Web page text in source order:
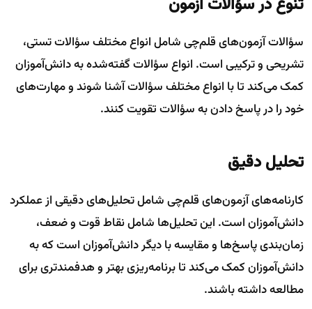
تنوع در سؤالات آزمون
سؤالات آزمون‌های قلم‌چی شامل انواع مختلف سؤالات تستی،
تشریحی و ترکیبی است. انواع سؤالات گفته‌شده به دانش‌آموزان
کمک می‌کند تا با انواع مختلف سؤالات آشنا شوند و مهارت‌های
خود را در پاسخ دادن به سؤالات تقویت کنند.
تحلیل دقیق
کارنامه‌های آزمون‌های قلم‌چی شامل تحلیل‌های دقیقی از عملکرد
دانش‌آموزان است. این تحلیل‌ها شامل نقاط قوت و ضعف،
زمان‌بندی پاسخ‌ها و مقایسه با دیگر دانش‌آموزان است که به
دانش‌آموزان کمک می‌کند تا برنامه‌ریزی بهتر و هدفمندتری برای
مطالعه داشته باشند.